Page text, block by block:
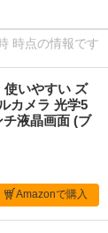
時点の情報です
いやすい ズ
カメラ 光学5
液晶画面 (ブ
Amazonで購入